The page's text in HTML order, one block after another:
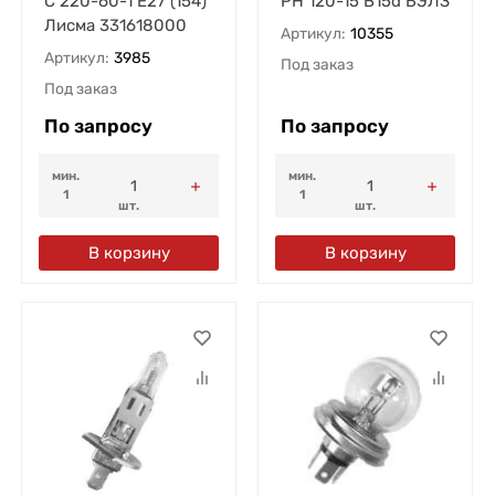
Лисма 331618000
Артикул: 3985
Под заказ
По запросу
мин.
1
шт.
В корзину
Артикул: 10355
Под заказ
По запросу
мин.
1
шт.
В корзину